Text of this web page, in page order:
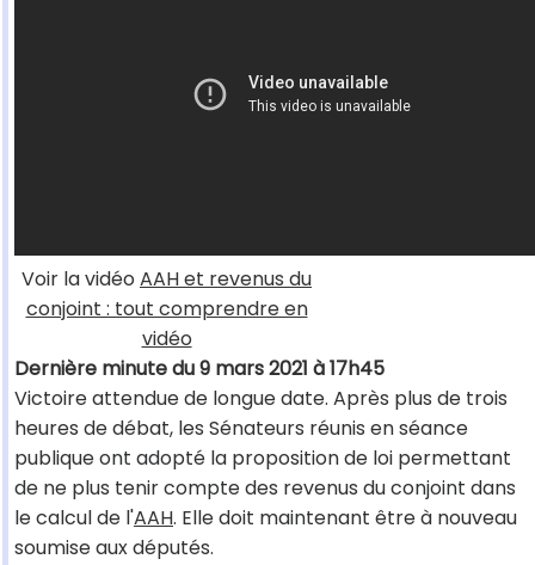
Voir la vidéo AAH et revenus du
conjoint : tout comprendre en
vidéo
Dernière minute du 9 mars 2021 à 17h45
Victoire attendue de longue date. Après plus de trois
heures de débat, les Sénateurs réunis en séance
publique ont adopté la proposition de loi permettant
de ne plus tenir compte des revenus du conjoint dans
le calcul de l'AAH. Elle doit maintenant être à nouveau
soumise aux députés.